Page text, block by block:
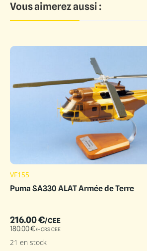
Vous aimerez aussi :
VF155
Puma SA330 ALAT Armée de Terre
216.00€/CEE
180.00€/HORS CEE
21 en stock